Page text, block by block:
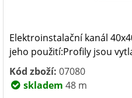
Elektroinstalační kanál
jeho použití:Profily jsou
Kód zboží: 07080
skladem 48 m